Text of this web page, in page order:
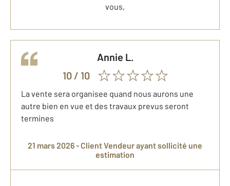
vous,
Annie L.
10/ 10
La vente sera organisee quand nous aurons une
autre bien en vue et des travaux prevus seront
termines
21 mars 2026 - Client Vendeurayant sollicité une
estimation